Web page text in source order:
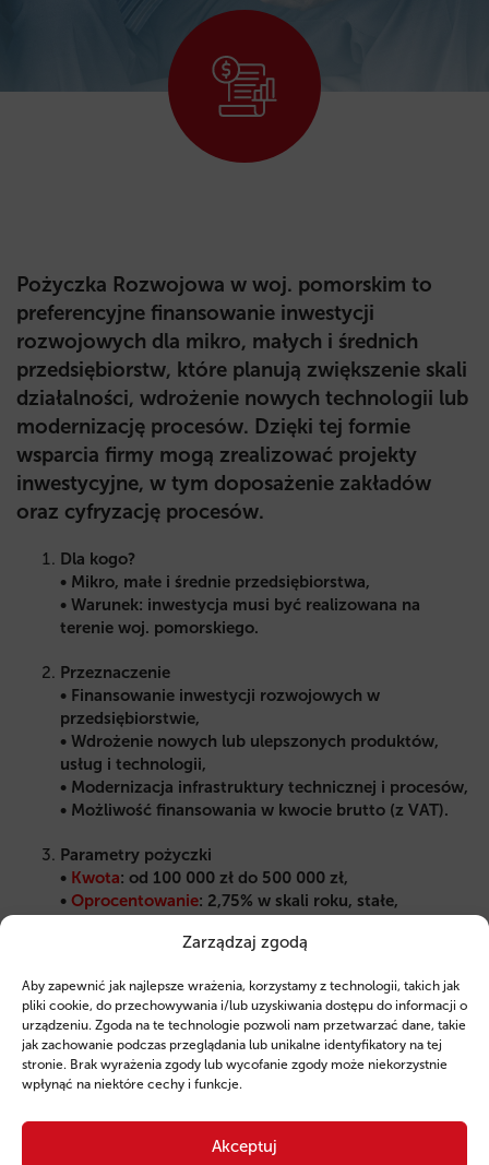
Zarządzaj zgodą
Aby zapewnić jak najlepsze wrażenia, korzystamy z technologii, takich jak
pliki cookie, do przechowywania i/lub uzyskiwania dostępu do informacji o
urządzeniu. Zgoda na te technologie pozwoli nam przetwarzać dane, takie
jak zachowanie podczas przeglądania lub unikalne identyfikatory na tej
stronie. Brak wyrażenia zgody lub wycofanie zgody może niekorzystnie
wpłynąć na niektóre cechy i funkcje.
Akceptuj
Pożyczka Rozwojowa w woj. pomorskim to
preferencyjne finansowanie inwestycji
rozwojowych dla mikro, małych i średnich
przedsiębiorstw, które planują zwiększenie skali
działalności, wdrożenie nowych technologii lub
modernizację procesów. Dzięki tej formie
wsparcia firmy mogą zrealizować projekty
inwestycyjne, w tym doposażenie zakładów
oraz cyfryzację procesów.
Dla kogo?
• Mikro, małe i średnie przedsiębiorstwa,
• Warunek: inwestycja musi być realizowana na
terenie woj. pomorskiego.
Przeznaczenie
• Finansowanie inwestycji rozwojowych w
przedsiębiorstwie,
• Wdrożenie nowych lub ulepszonych produktów,
usług i technologii,
• Modernizacja infrastruktury technicznej i procesów,
• Możliwość finansowania w kwocie brutto (z VAT).
Parametry pożyczki
• Kwota: od 100 000 zł do 500 000 zł,
• Oprocentowanie: 2,75% w skali roku, stałe,
• Karencja: do 12 miesięcy,
Parametry techniczne
• Finansowanie do 100% kosztów inwestycji,
• VAT może być kosztem kwalifikowanym, jeśli
stanowi realny koszt,